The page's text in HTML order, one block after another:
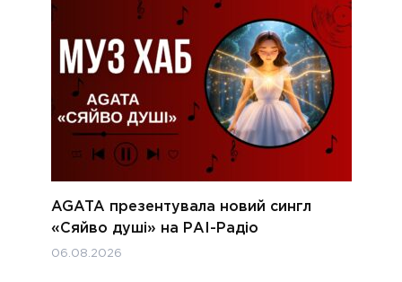
AGATA презентувала новий сингл
«Сяйво душі» на РАІ-Радіо
06.08.2026